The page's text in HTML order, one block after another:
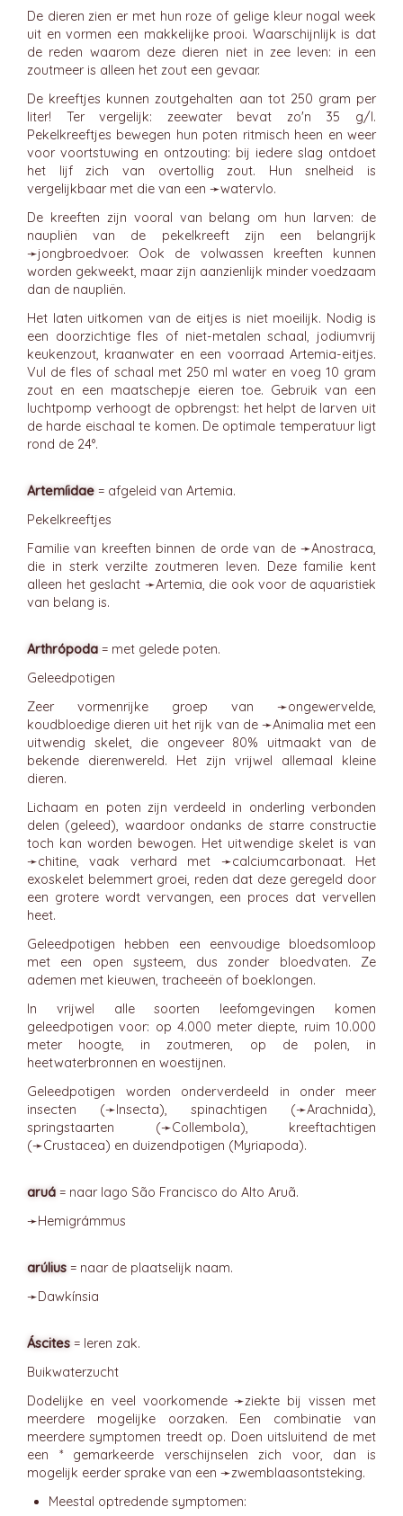
De dieren zien er met hun roze of gelige kleur nogal week
uit en vormen een makkelijke prooi. Waarschijnlijk is dat
de reden waarom deze dieren niet in zee leven: in een
zoutmeer is alleen het zout een gevaar.
De kreeftjes kunnen zoutgehalten aan tot 250 gram per
liter! Ter vergelijk: zeewater bevat zo'n 35 g/l.
Pekelkreeftjes bewegen hun poten ritmisch heen en weer
voor voortstuwing en ontzouting: bij iedere slag ontdoet
het lijf zich van overtollig zout. Hun snelheid is
vergelijkbaar met die van een ➛watervlo.
De kreeften zijn vooral van belang om hun larven: de
naupliën van de pekelkreeft zijn een belangrijk
➛jongbroedvoer. Ook de volwassen kreeften kunnen
worden gekweekt, maar zijn aanzienlijk minder voedzaam
dan de naupliën.
Het laten uitkomen van de eitjes is niet moeilijk. Nodig is
een doorzichtige fles of niet-metalen schaal, jodiumvrij
keukenzout, kraanwater en een voorraad Artemia-eitjes.
Vul de fles of schaal met 250 ml water en voeg 10 gram
zout en een maatschepje eieren toe. Gebruik van een
luchtpomp verhoogt de opbrengst: het helpt de larven uit
de harde eischaal te komen. De optimale temperatuur ligt
rond de 24°.
Artemíidae = afgeleid van Artemia.
Pekelkreeftjes
Familie van kreeften binnen de orde van de ➛Anostraca,
die in sterk verzilte zoutmeren leven. Deze familie kent
alleen het geslacht ➛Artemia, die ook voor de aquaristiek
van belang is.
Arthrópoda = met gelede poten.
Geleedpotigen
Zeer vormenrijke groep van ➛ongewervelde,
koudbloedige dieren uit het rijk van de ➛Animalia met een
uitwendig skelet, die ongeveer 80% uitmaakt van de
bekende dierenwereld. Het zijn vrijwel allemaal kleine
dieren.
Lichaam en poten zijn verdeeld in onderling verbonden
delen (geleed), waardoor ondanks de starre constructie
toch kan worden bewogen. Het uitwendige skelet is van
➛chitine, vaak verhard met ➛calciumcarbonaat. Het
exoskelet belemmert groei, reden dat deze geregeld door
een grotere wordt vervangen, een proces dat vervellen
heet.
Geleedpotigen hebben een eenvoudige bloedsomloop
met een open systeem, dus zonder bloedvaten. Ze
ademen met kieuwen, tracheeën of boeklongen.
In vrijwel alle soorten leefomgevingen komen
geleedpotigen voor: op 4.000 meter diepte, ruim 10.000
meter hoogte, in zoutmeren, op de polen, in
heetwaterbronnen en woestijnen.
Geleedpotigen worden onderverdeeld in onder meer
insecten (➛Insecta), spinachtigen (➛Arachnida),
springstaarten (➛Collembola), kreeftachtigen
(➛Crustacea) en duizendpotigen (Myriapoda).
aruá = naar lago São Francisco do Alto Aruã.
➛Hemigrámmus
arúlius = naar de plaatselijk naam.
➛Dawkínsia
Áscites = leren zak.
Buikwaterzucht
Dodelijke en veel voorkomende ➛ziekte bij vissen met
meerdere mogelijke oorzaken. Een combinatie van
meerdere symptomen treedt op. Doen uitsluitend de met
een * gemarkeerde verschijnselen zich voor, dan is
mogelijk eerder sprake van een ➛zwemblaasontsteking.
Meestal optredende symptomen: